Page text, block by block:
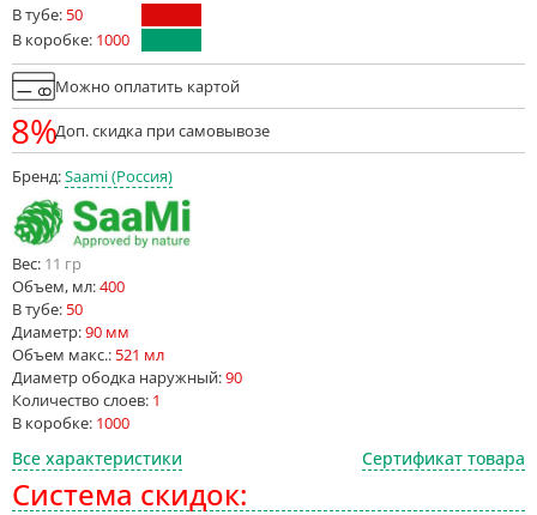
В тубе: 50
В коробке: 1000
Можно оплатить картой
8%Доп. скидка при самовывозе
Бренд:Saami (Россия)
Вес: 11 гр
Объем, мл:400
В тубе: 50
Диаметр:90 мм
Объем макс.: 521 мл
Диаметр ободка наружный:90
Количество слоев: 1
В коробке: 1000
Все характеристики Сертификат товара
Система скидок: